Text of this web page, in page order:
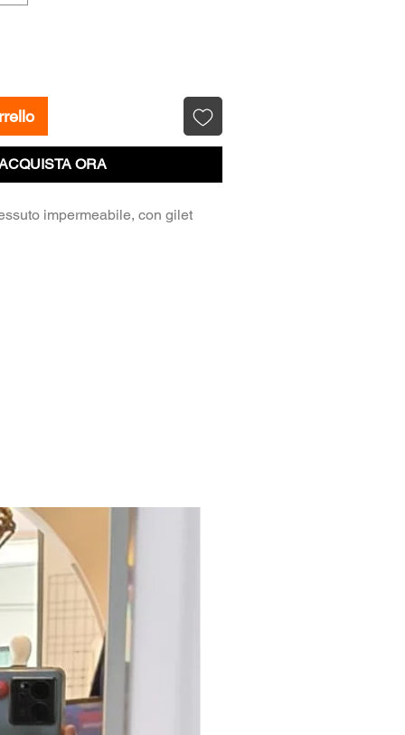
ORA
impermeabile, con gilet